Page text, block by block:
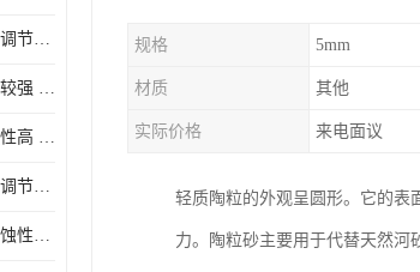
曲靖陶粒滤料厂家 水分调节性好 长期使用寿命较长
雅安陶粒电话 耐腐蚀性较强 长期使用寿命较长
黔东南陶粒哪家好 稳定性高 长期使用寿命较长
达州页岩陶粒电话 水分调节性好 密度低 重量轻
丽江页岩陶粒电话 耐腐蚀性较强 便于搬运和使用
规格 5mm
材质 其他
实际价格 来电面议
轻质陶粒的外观呈圆形。它的表
力。陶粒砂主要用于代替天然河